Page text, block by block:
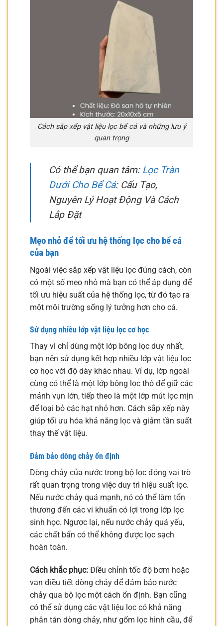
Cách sắp xếp vật liệu lọc bể cá và những lưu ý
quan trọng
Có thể bạn quan tâm: Lọc Tràn
Dưới Cho Bể Cá: Cấu Tạo,
Nguyên Lý Hoạt Động Và Cách
Lắp Đặt
Mẹo nhỏ để tối ưu hệ thống lọc cho bể cá
của bạn
Ngoài việc sắp xếp vật liệu lọc đúng cách, còn
có một số mẹo nhỏ mà bạn có thể áp dụng để
tối ưu hiệu suất của hệ thống lọc, từ đó tạo ra
một môi trường sống lý tưởng hơn cho cá.
Sử dụng nhiều lớp vật liệu lọc cơ học
Thay vì chỉ dùng một lớp bông lọc duy nhất,
bạn nên sử dụng kết hợp nhiều lớp vật liệu lọc
cơ học với độ dày khác nhau. Ví dụ, lớp ngoài
cùng có thể là một lớp bông lọc thô để giữ các
mảnh vụn lớn, tiếp theo là một lớp mút lọc mịn
để loại bỏ các hạt nhỏ hơn. Cách sắp xếp này
giúp tối ưu hóa khả năng lọc và giảm tần suất
thay thế vật liệu.
Đảm bảo dòng chảy ổn định
Dòng chảy của nước trong bộ lọc đóng vai trò
rất quan trọng trong việc duy trì hiệu suất lọc.
Nếu nước chảy quá mạnh, nó có thể làm tổn
thương đến các vi khuẩn có lợi trong lớp lọc
sinh học. Ngược lại, nếu nước chảy quá yếu,
các chất bẩn có thể không được lọc sạch
hoàn toàn.
Cách khắc phục: Điều chỉnh tốc độ bơm hoặc
van điều tiết dòng chảy để đảm bảo nước
chảy qua bộ lọc một cách ổn định. Bạn cũng
có thể sử dụng các vật liệu lọc có khả năng
phân tán dòng chảy, như gốm lọc hình cầu, để